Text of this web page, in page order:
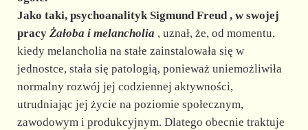
Jako taki, psychoanalityk Sigmund Freud, w swojej
pracy Żałoba i melancholia , uznał, że, od momentu,
kiedy melancholia na stałe zainstalowała się w
jednostce, stała się patologią, ponieważ uniemożliwiła
normalny rozwój jej codziennej aktywności,
utrudniając jej życie na poziomie społecznym,
zawodowym i produkcyjnym. Dlatego obecnie traktuje